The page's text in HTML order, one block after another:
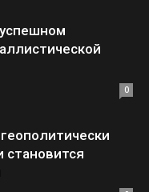
0
становится